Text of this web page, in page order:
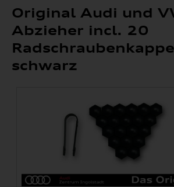
Original Audi und
Abzieher incl. 20
schwarz